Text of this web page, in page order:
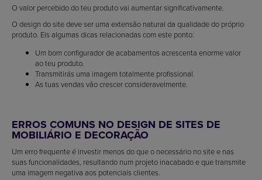
O valor percebido do teu produto vai aumentar significativamente.
O design do site deve ser uma extensão natural da qualidade do próprio
produto. Eis algumas dicas relacionadas com este ponto:
Um bom configurador de acabamentos acrescenta enorme valor
ao teu produto.
Transmitirás uma imagem totalmente profissional.
As tuas vendas vão crescer consideravelmente.
ERROS COMUNS NO DESIGN DE SITES DE
MOBILIÁRIO E DECORAÇÃO
Um erro frequente é investir menos do que o necessário no site e nas
suas funcionalidades, resultando num projeto inacabado e que transmite
uma imagem negativa aos potenciais clientes.